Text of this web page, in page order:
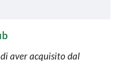
aver acquisito dal